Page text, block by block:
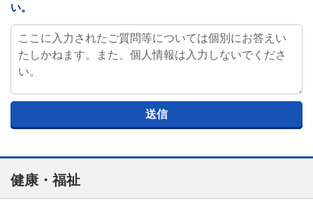
い。
健康・福祉